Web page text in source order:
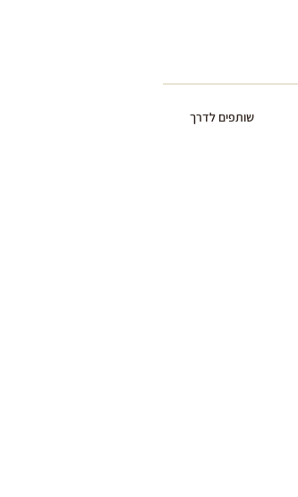
שותפים לדרך